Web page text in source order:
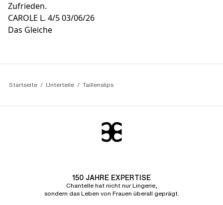
Zufrieden.
CAROLE L. 4/503/06/26
Das Gleiche
Startseite Unterteile Taillenslips
150 JAHRE EXPERTISE
Chantelle hat nicht nur Lingerie,
sondern das Leben von Frauen überall geprägt.